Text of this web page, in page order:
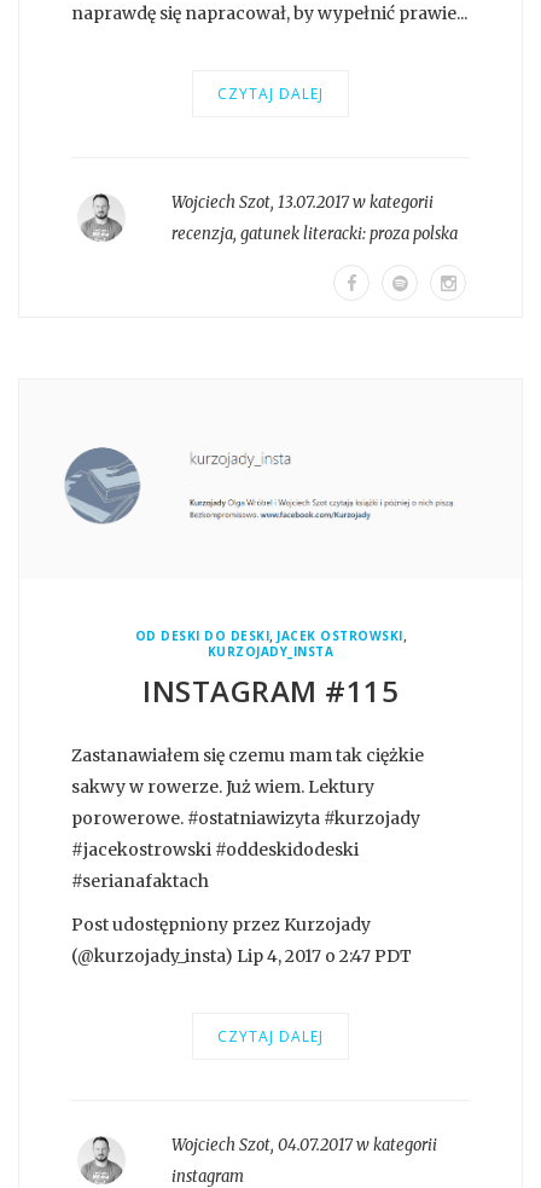
naprawdę się napracował, by wypełnić prawie...
CZYTAJ DALEJ
Wojciech Szot, 13.07.2017 w kategorii
recenzja, gatunek literacki:proza polska
OD DESKI DO DESKI, JACEK OSTROWSKI,
KURZOJADY_INSTA
INSTAGRAM #115
Zastanawiałem się czemu mam tak ciężkie
sakwy w rowerze. Już wiem. Lektury
porowerowe. #ostatniawizyta #kurzojady
#jacekostrowski #oddeskidodeski
#serianafaktach
Post udostępniony przez Kurzojady
(@kurzojady_insta) Lip 4, 2017 o 2:47 PDT
CZYTAJ DALEJ
Wojciech Szot, 04.07.2017 w kategorii
instagram